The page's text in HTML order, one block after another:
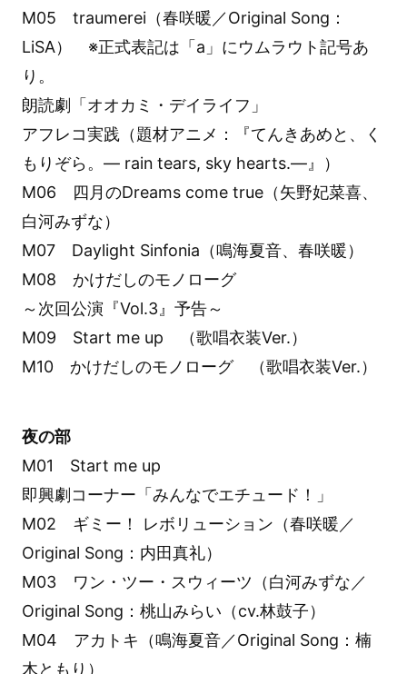
M05 traumerei（春咲暖／Original Song：
LiSA） ※正式表記は「a」にウムラウト記号あ
り。
朗読劇「オオカミ・デイライフ」
アフレコ実践（題材アニメ：『てんきあめと、く
もりぞら。― rain tears, sky hearts.―』）
M06 四月のDreams come true（矢野妃菜喜、
白河みずな）
M07 Daylight Sinfonia（鳴海夏音、春咲暖）
M08 かけだしのモノローグ
～次回公演『Vol.3』予告～
M09 Start me up （歌唱衣装Ver.）
M10 かけだしのモノローグ （歌唱衣装Ver.）
夜の部
M01 Start me up
即興劇コーナー「みんなでエチュード！」
M02 ギミー！ レボリューション（春咲暖／
Original Song：内田真礼）
M03 ワン・ツー・スウィーツ（白河みずな／
Original Song：桃山みらい（cv.林鼓子）
M04 アカトキ（鳴海夏音／Original Song：楠
木ともり）